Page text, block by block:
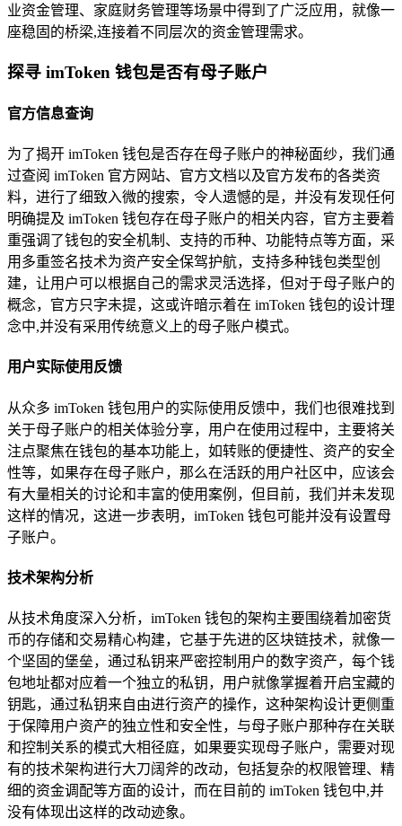
业资金管理、家庭财务管理等场景中得到了广泛应用，就像一
座稳固的桥梁,连接着不同层次的资金管理需求。
探寻 imToken 钱包是否有母子账户
官方信息查询
为了揭开 imToken 钱包是否存在母子账户的神秘面纱，我们通
过查阅 imToken 官方网站、官方文档以及官方发布的各类资
料，进行了细致入微的搜索，令人遗憾的是，并没有发现任何
明确提及 imToken 钱包存在母子账户的相关内容，官方主要着
重强调了钱包的安全机制、支持的币种、功能特点等方面，采
用多重签名技术为资产安全保驾护航，支持多种钱包类型创
建，让用户可以根据自己的需求灵活选择，但对于母子账户的
概念，官方只字未提，这或许暗示着在 imToken 钱包的设计理
念中,并没有采用传统意义上的母子账户模式。
用户实际使用反馈
从众多 imToken 钱包用户的实际使用反馈中，我们也很难找到
关于母子账户的相关体验分享，用户在使用过程中，主要将关
注点聚焦在钱包的基本功能上，如转账的便捷性、资产的安全
性等，如果存在母子账户，那么在活跃的用户社区中，应该会
有大量相关的讨论和丰富的使用案例，但目前，我们并未发现
这样的情况，这进一步表明，imToken 钱包可能并没有设置母
子账户。
技术架构分析
从技术角度深入分析，imToken 钱包的架构主要围绕着加密货
币的存储和交易精心构建，它基于先进的区块链技术，就像一
个坚固的堡垒，通过私钥来严密控制用户的数字资产，每个钱
包地址都对应着一个独立的私钥，用户就像掌握着开启宝藏的
钥匙，通过私钥来自由进行资产的操作，这种架构设计更侧重
于保障用户资产的独立性和安全性，与母子账户那种存在关联
和控制关系的模式大相径庭，如果要实现母子账户，需要对现
有的技术架构进行大刀阔斧的改动，包括复杂的权限管理、精
细的资金调配等方面的设计，而在目前的 imToken 钱包中,并
没有体现出这样的改动迹象。